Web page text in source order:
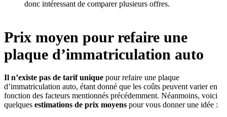
donc intéressant de comparer plusieurs offres.
Prix moyen pour refaire une
plaque d’immatriculation auto
Il n’existe pas de tarif unique pour refaire une plaque
d’immatriculation auto, étant donné que les coûts peuvent varier en
fonction des facteurs mentionnés précédemment. Néanmoins, voici
quelques estimations de prix moyens pour vous donner une idée :